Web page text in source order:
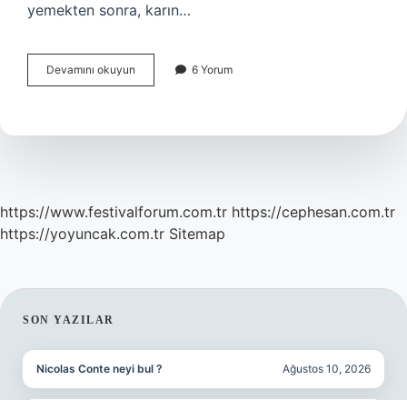
yemekten sonra, karın…
Devamını okuyun
Çekersek
6 Yorum
https://www.festivalforum.com.tr https://cephesan.com.tr
https://yoyuncak.com.tr Sitemap
SIDEBAR
SON YAZILAR
Nicolas Conte neyi bul ? Ağustos 10, 2026